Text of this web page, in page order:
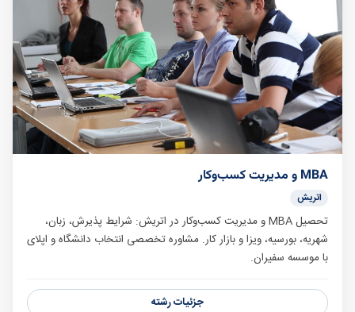
MBA و مدیریت کسب‌وکار
اتریش
تحصیل MBA و مدیریت کسب‌وکار در اتریش: شرایط پذیرش، زبان،
شهریه، بورسیه، ویزا و بازار کار. مشاوره تخصصی انتخاب دانشگاه و اپلای
با موسسه سفیران.
جزئیات رشته